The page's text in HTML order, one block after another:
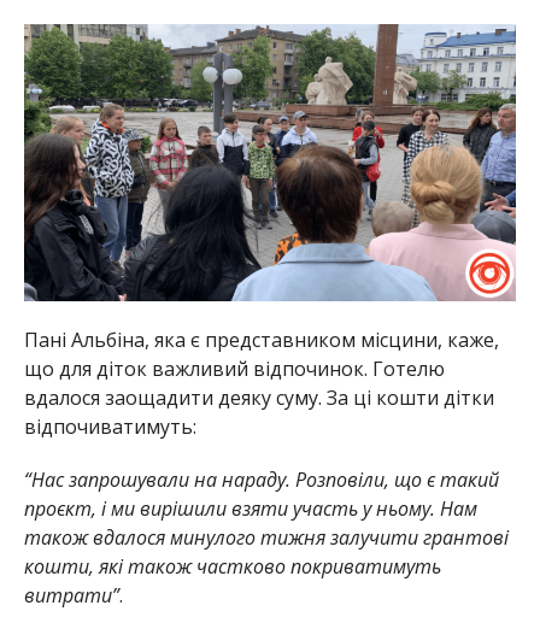
Пані Альбіна, яка є представником місцини, каже,
що для діток важливий відпочинок. Готелю
вдалося заощадити деяку суму. За ці кошти дітки
відпочиватимуть:
“Нас запрошували на нараду. Розповіли, що є такий
проєкт, і ми вирішили взяти участь у ньому. Нам
також вдалося минулого тижня залучити грантові
кошти, які також частково покриватимуть
витрати”.